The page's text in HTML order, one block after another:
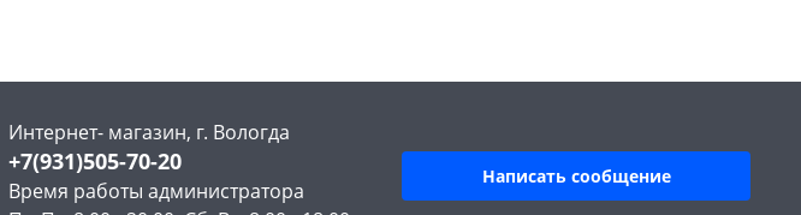
Интернет- магазин, г. Вологда
+7(931)505-70-20
Время работы администратора
Написать сообщение
раз в 2 недели